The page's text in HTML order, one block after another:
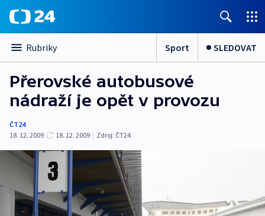
Rubriky Sport SLEDOVAT
Přerovské autobusové
nádraží je opět v provozu
ČT24
18. 12. 2009
18. 12. 2009 | Zdroj: ČT24